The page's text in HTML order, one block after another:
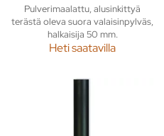
Pulverimaalattu, alusinkittyä
terästä oleva suora valaisinpylväs,
halkaisija 50 mm.
Heti saatavilla